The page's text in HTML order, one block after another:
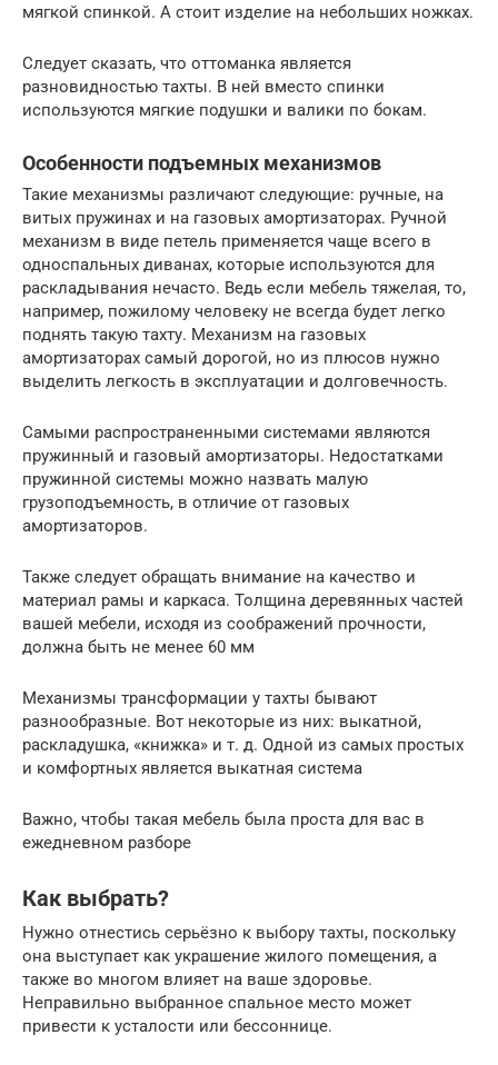
мягкой спинкой. А стоит изделие на небольших ножках.
Следует сказать, что оттоманка является
разновидностью тахты. В ней вместо спинки
используются мягкие подушки и валики по бокам.
Особенности подъемных механизмов
Такие механизмы различают следующие: ручные, на
витых пружинах и на газовых амортизаторах. Ручной
механизм в виде петель применяется чаще всего в
односпальных диванах, которые используются для
раскладывания нечасто. Ведь если мебель тяжелая, то,
например, пожилому человеку не всегда будет легко
поднять такую тахту. Механизм на газовых
амортизаторах самый дорогой, но из плюсов нужно
выделить легкость в эксплуатации и долговечность.
Самыми распространенными системами являются
пружинный и газовый амортизаторы. Недостатками
пружинной системы можно назвать малую
грузоподъемность, в отличие от газовых
амортизаторов.
Также следует обращать внимание на качество и
материал рамы и каркаса. Толщина деревянных частей
вашей мебели, исходя из соображений прочности,
должна быть не менее 60 мм
Механизмы трансформации у тахты бывают
разнообразные. Вот некоторые из них: выкатной,
раскладушка, «книжка» и т. д. Одной из самых простых
и комфортных является выкатная система
Важно, чтобы такая мебель была проста для вас в
ежедневном разборе
Как выбрать?
Нужно отнестись серьёзно к выбору тахты, поскольку
она выступает как украшение жилого помещения, а
также во многом влияет на ваше здоровье.
Неправильно выбранное спальное место может
привести к усталости или бессоннице.